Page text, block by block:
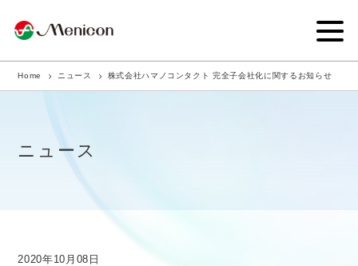
企業情報
商品サイト
Home ニュース 株式会社ハマノコンタクト 完全子会社化に関するお知らせ
ニュース
2020年10月08日